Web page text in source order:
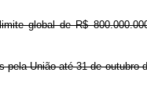
global de R$
União até 31 de